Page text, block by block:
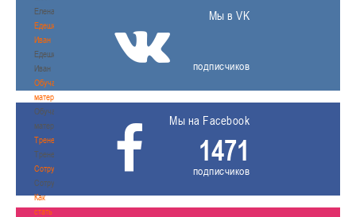
Елена
Едешко
Иван
Едешко
Иван
Обучающие
материалы
Обучающие
материалы
Тренерам
Тренерам
Сотрудничество
Сотрудничество
Как
стать
Мы в VK
подписчиков
Мы на Facebook
1471
подписчиков